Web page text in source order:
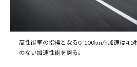
高性能車の指標となる0-100km/h加速は4.5
のない加速性能を誇る。